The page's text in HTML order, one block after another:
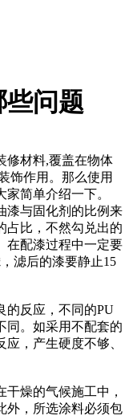
问题
修材料,覆盖在物体
饰作用。那么使用
简单介绍一下。
漆与固化剂的比例来
占比，不然勾兑出的
在配漆过程中一定要
滤后的漆要静止15
的反应，不同的PU
同。如采用不配套的
，产生硬度不够、
燥的气候施工中，
外，所选涂料必须包